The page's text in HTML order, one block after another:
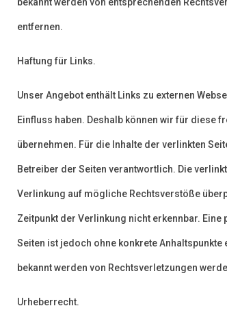
entfernen.
Haftung für Links.
Unser Angebot enthält Links zu externen
Einfluss haben. Deshalb können wir für diese
übernehmen. Für die Inhalte der verlinkten
Betreiber der Seiten verantwortlich. Die
Verlinkung auf mögliche Rechtsverstöße
Zeitpunkt der Verlinkung nicht erkennbar.
Seiten ist jedoch ohne konkrete
bekannt werden von Rechtsverletzungen
Urheberrecht.